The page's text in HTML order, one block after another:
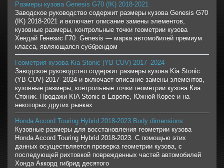
Размеры кузова Genesis G70 (IK) 2018-2021
Заводское руководство содержит размеры кузова Genesis G70
(IK) 2018-2021 и включает описание замены элементов,
кузовные размеры, контрольные точки геометрии кузова
Хендай Генезис Г70. Genesis — марка автомобилей премиум
класса, являющаяся суббрендом
Геометрия кузова Kia Stonic (YB CUV) 2017–2024
Заводское руководство содержит размеры кузова Kia Stonic
(YB CUV) 2017–2024 и включает описание замены элементов,
кузовные размеры, контрольные точки геометрии кузова Киа
Стоник. Продажи KIA Stonic в Европе, Южной Корее и на
некоторых других рынках
Honda Accord Touring Hybrid 2018-2023 Body dimensions
Кузовные размеры для восстановления геометрии кузова
Honda Accord Touring Hybrid 2018-2023. С помощью этих
данных осуществляется проверка геометрии кузова, с
последующей рихтовкой поврежденных частей автомобилей
Хонда Аккорд гибрид десятого